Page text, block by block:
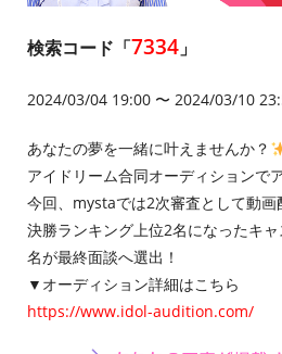
検索コード「7334 」
2024/03/04 19:00 〜 2024/03/10
あなたの夢を一緒に叶えませんか？
アイドリーム合同オーディションで
今回、mystaでは2次審査として動画
決勝ランキング上位2名になったキ
名が最終面談へ選出！
▼オーディション詳細はこちら
https://www.idol-audition.com/